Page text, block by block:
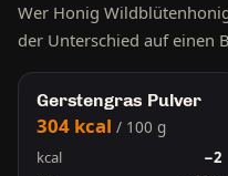
Wer Honig
der Unterschied auf einen
Gerstengras Pulver
304 kcal / 100 g
kcal
−2